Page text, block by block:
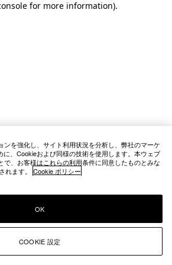
for more information).
ンを強化し、サイト利用状況を分析し、弊社のマーケ
に、Cookieおよび同様の技術を使用します。本ウェブ
で、お客様はこれらの利用条件に同意したものとみな
されます。 Cookie ポリシー
COOKIE 設定
OK